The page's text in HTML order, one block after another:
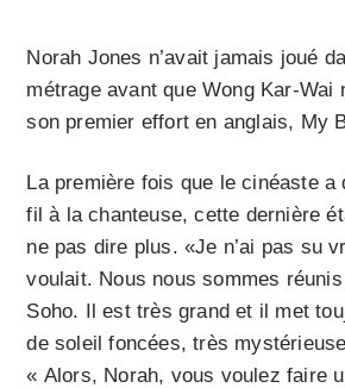
Norah Jones n’avait jamais joué
métrage avant que Wong Kar-Wai
son premier effort en anglais, My
La première fois que le cinéaste a
fil à la chanteuse, cette dernière
ne pas dire plus. «Je n’ai pas su
voulait. Nous nous sommes
Soho. Il est très grand et il met
de soleil foncées, très
« Alors, Norah, vous voulez faire